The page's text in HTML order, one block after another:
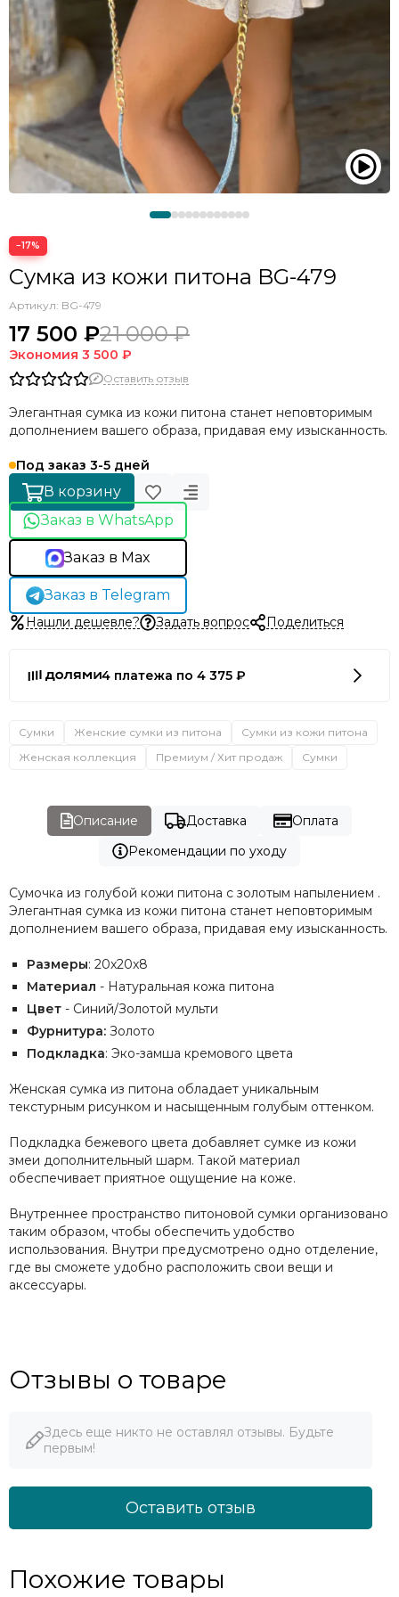
−17%
Сумка из кожи питона BG-479
Артикул: BG-479
17 500 ₽21 000 ₽
Экономия 3 500 ₽
Оставить отзыв
Элегантная сумка из кожи питона станет неповторимым
дополнением вашего образа, придавая ему изысканность.
Под заказ 3-5 дней
В корзину
Заказ в WhatsApp
Заказ в Max
Заказ в Telegram
Нашли дешевле? Задать вопрос Поделиться
4 платежа по 4 375 ₽
Сумки Женские сумки из питона
Сумки из кожи питона
Женская коллекция
Премиум / Хит продаж Сумки
Описание Доставка
Оплата
Рекомендации по уходу
Сумочка из голубой кожи питона с золотым напылением .
Элегантная сумка из кожи питона станет неповторимым
дополнением вашего образа, придавая ему изысканность.
Размеры: 20x20x8
Материал - Натуральная кожа питона
Цвет - Синий/Золотой мульти
Фурнитура: Золото
Подкладка: Эко-замша кремового цвета
Женская сумка из питона обладает уникальным
текстурным рисунком и насыщенным голубым оттенком.
Подкладка бежевого цвета добавляет сумке из кожи
змеи дополнительный шарм. Такой материал
обеспечивает приятное ощущение на коже.
Внутреннее пространство питоновой сумки организовано
таким образом, чтобы обеспечить удобство
использования. Внутри предусмотрено одно отделение,
где вы сможете удобно расположить свои вещи и
аксессуары.
Отзывы о товаре
Здесь еще никто не оставлял отзывы. Будьте
первым!
Оставить отзыв
Похожие товары